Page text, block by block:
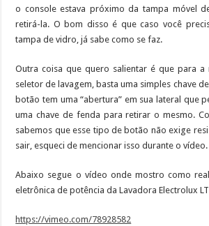
o console estava próximo da tampa móvel
retirá-la. O bom disso é que caso você
tampa de vidro, já sabe como se faz.
Outra coisa que quero salientar é que para
seletor de lavagem, basta uma simples chave
botão tem uma “abertura” em sua lateral que
uma chave de fenda para retirar o mesmo.
sabemos que esse tipo de botão não exige
sair, esqueci de mencionar isso durante o vídeo.
Abaixo segue o vídeo onde mostro como
eletrônica de potência da Lavadora Electrolux
https://vimeo.com/78928582